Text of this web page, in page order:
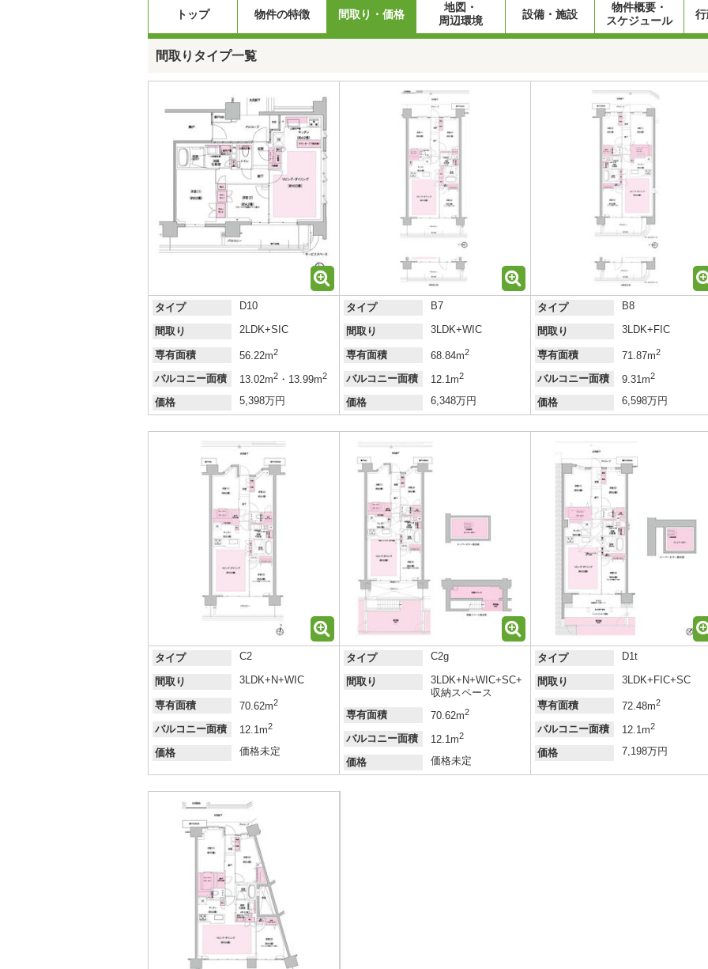
トップ 物件の特徴 間取り・価格
地図・
周辺環境
設備・施設
物件概要・
スケジュール
間取りタイプ一覧
タイプ D10
間取り 2LDK+SIC
専有面積 56.22m2
バルコニー面積 13.02m2 ・13.99m2
価格 5,398万円
タイプ B7
間取り 3LDK+WIC
専有面積 68.84m2
バルコニー面積 12.1m2
価格 6,348万円
タイプ B8
間取り 3LDK+FIC
専有面積 71.87m2
バルコニー面積 9.31m2
価格 6,598万円
タイプ C2
間取り 3LDK+N+WIC
専有面積 70.62m2
バルコニー面積 12.1m2
価格 価格未定
タイプ C2g
間取り
3LDK+N+WIC+SC+
収納スペース
専有面積
70.62m2
バルコニー面積 12.1m2
価格 価格未定
タイプ D1t
間取り 3LDK+FIC+SC
専有面積 72.48m2
バルコニー面積 12.1m2
価格 7,198万円